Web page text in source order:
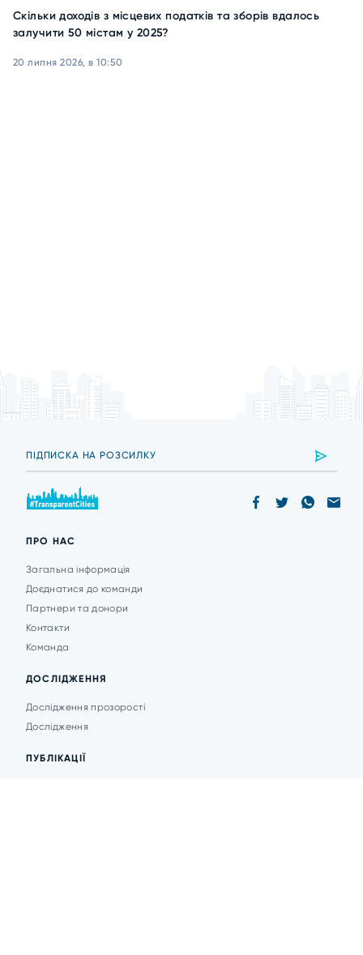
Скільки доходів з місцевих податків та зборів вдалось
залучити 50 містам у 2025?
20 липня 2026, в 10:50
ПРО НАС
Загальна інформація
Доєднатися до команди
Партнери та донори
Контакти
Команда
ДОСЛІДЖЕННЯ
Дослідження прозорості
Дослідження
ПУБЛІКАЦІЇ